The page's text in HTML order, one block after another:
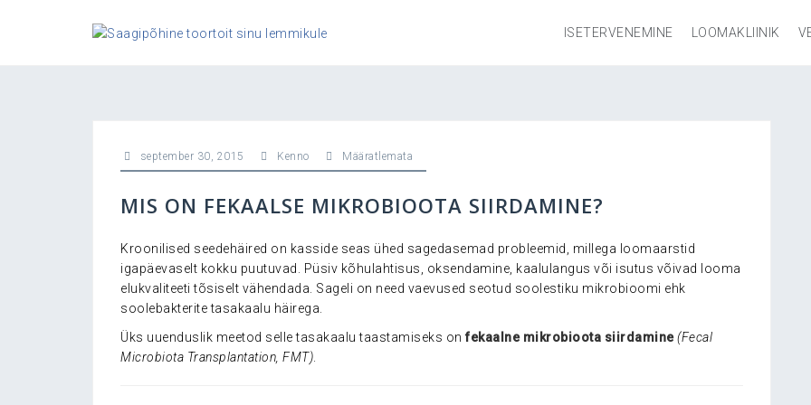
ISETERVENEMINE LOOMAKLIINIK
september 30, 2015 Kenno Määratlemata
MIS ON FEKAALSE MIKROBIOOTA SIIRDAMINE?
Kroonilised seedehäired on kasside seas ühed sagedasemad probleemid, millega loomaarstid
igapäevaselt kokku puutuvad. Püsiv kõhulahtisus, oksendamine, kaalulangus või isutus võivad looma
elukvaliteeti tõsiselt vähendada. Sageli on need vaevused seotud soolestiku mikrobioomi ehk
soolebakterite tasakaalu häirega.
Üks uuenduslik meetod selle tasakaalu taastamiseks onfekaalne mikrobioota siirdamine (Fecal
Microbiota Transplantation, FMT)